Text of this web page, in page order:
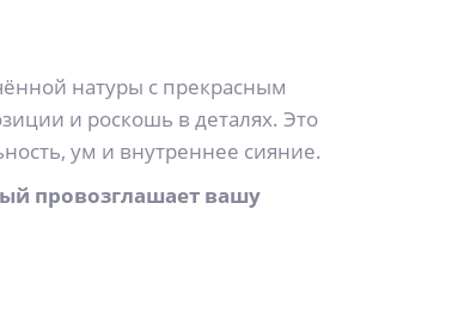
натуры с прекрасным
и роскошь в деталях. Это
ум и внутреннее сияние.
провозглашает вашу